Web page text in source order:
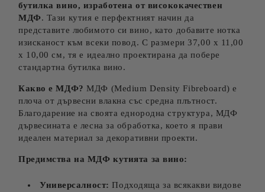
бутилка вино, изработена от висококачествен
МДФ. Тази кутия е перфектният начин да
представите любимото си вино, като добавите нотка
изисканост към всеки повод. С размери 37,00 х 11,00
х 10,00 см, тя е идеално проектирана да побере
стандартна бутилка вино.
Какво е МДФ? МДФ (Medium Density Fibreboard) е
плоча от дървесни влакна със средна плътност.
Благодарение на своята еднородна структура, МДФ
дървесината е лесна за обработка, което я прави
идеален материал за декоративни проекти.
Предимства на МДФ кутията за вино:
Универсалност: Подходяща за всякакви видове